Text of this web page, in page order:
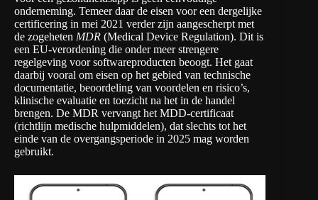
onderneming. Temeer daar de eisen voor een dergelijke
certificering in mei 2021 verder zijn aangescherpt met
de zogeheten MDR (Medical Device Regulation). Dit is
een EU-verordening die onder meer strengere
regelgeving voor softwareproducten beoogt. Het gaat
daarbij vooral om eisen op het gebied van technische
documentatie, beoordeling van voordelen en risico’s,
klinische evaluatie en toezicht na het in de handel
brengen. De MDR vervangt het MDD-certificaat
(richtlijn medische hulpmiddelen), dat slechts tot het
einde van de overgangsperiode in 2025 mag worden
gebruikt.